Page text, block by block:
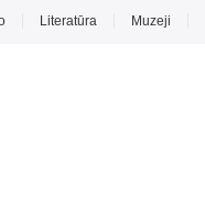
Literatūra Muzeji